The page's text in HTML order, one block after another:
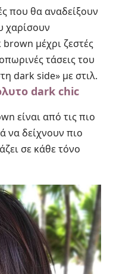
που θα αναδείξουν
χαρίσουν
μέχρι ζεστές
τάσεις του
dark side» με στιλ.
dark chic
είναι από τις πιο
να δείχνουν πιο
σε κάθε τόνο